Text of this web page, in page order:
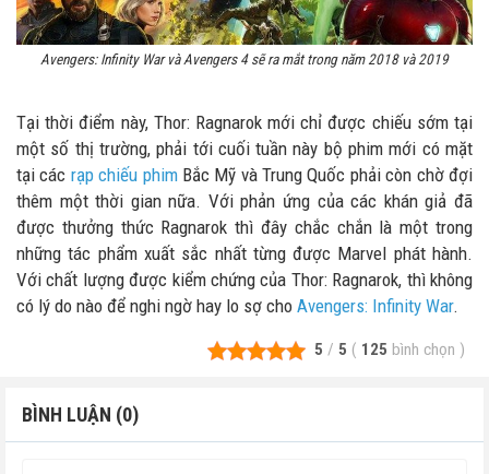
Avengers: Infinity War và Avengers 4 sẽ ra mắt trong năm 2018 và 2019
Tại thời điểm này, Thor: Ragnarok mới chỉ được chiếu sớm tại
một số thị trường, phải tới cuối tuần này bộ phim mới có mặt
tại các rạp chiếu phimBắc Mỹ và Trung Quốc phải còn chờ đợi
thêm một thời gian nữa. Với phản ứng của các khán giả đã
được thưởng thức Ragnarok thì đây chắc chắn là một trong
những tác phẩm xuất sắc nhất từng được Marvel phát hành.
Với chất lượng được kiểm chứng của Thor: Ragnarok, thì không
có lý do nào để nghi ngờ hay lo sợ cho Avengers: Infinity War.
5 / 5 ( 125 bình chọn )
BÌNH LUẬN (0)